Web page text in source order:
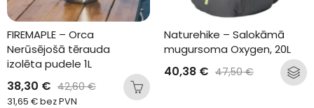
FIREMAPLE – Orca
Nerūsējošā tērauda
izolēta pudele 1L
38,30 € 42,60€
31,65 €bez PVN
Naturehike – Salokāmā
mugursoma Oxygen, 20L
40,38 € 47,50€